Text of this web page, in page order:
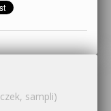
sampli)